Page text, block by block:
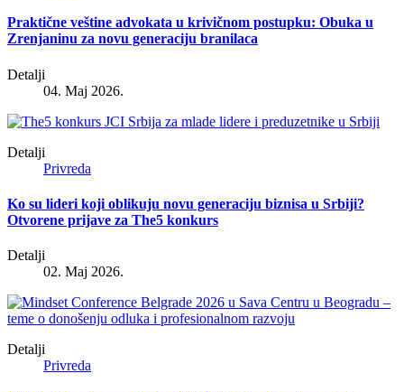
Praktične veštine advokata u krivičnom postupku: Obuka u
Zrenjaninu za novu generaciju branilaca
Detalji
04. Maj 2026.
Detalji
Privreda
Ko su lideri koji oblikuju novu generaciju biznisa u Srbiji?
Otvorene prijave za The5 konkurs
Detalji
02. Maj 2026.
Detalji
Privreda